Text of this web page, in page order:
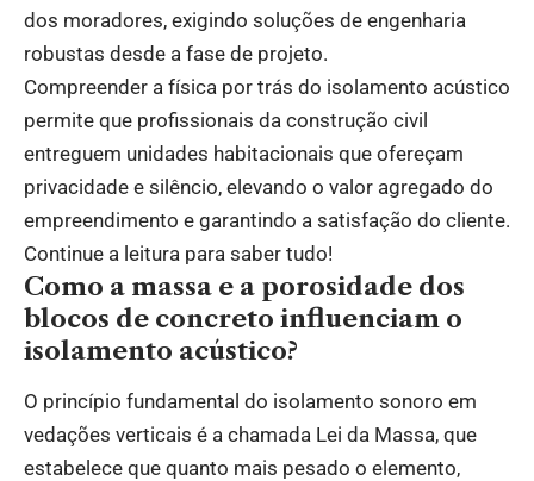
dos moradores, exigindo soluções de engenharia
robustas desde a fase de projeto.
Compreender a física por trás do isolamento acústico
permite que profissionais da construção civil
entreguem unidades habitacionais que ofereçam
privacidade e silêncio, elevando o valor agregado do
empreendimento e garantindo a satisfação do cliente.
Continue a leitura para saber tudo!
Como a massa e a porosidade dos
blocos de concreto influenciam o
isolamento acústico?
O princípio fundamental do isolamento sonoro em
vedações verticais é a chamada Lei da Massa, que
estabelece que quanto mais pesado o elemento,